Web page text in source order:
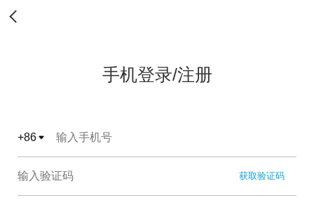
手机登录/注册
+86
获取验证码